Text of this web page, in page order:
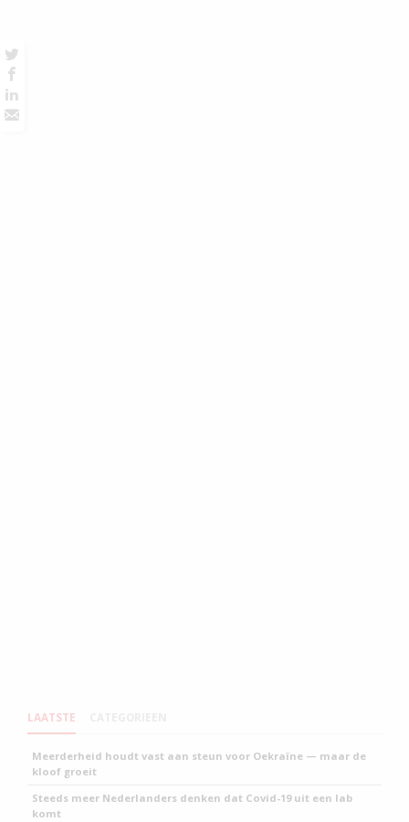
LAATSTE
Meerderheid houdt vast aan steun voor Oekraïne — maar de
kloof groeit
Steeds meer Nederlanders denken dat Covid-19 uit een lab
komt